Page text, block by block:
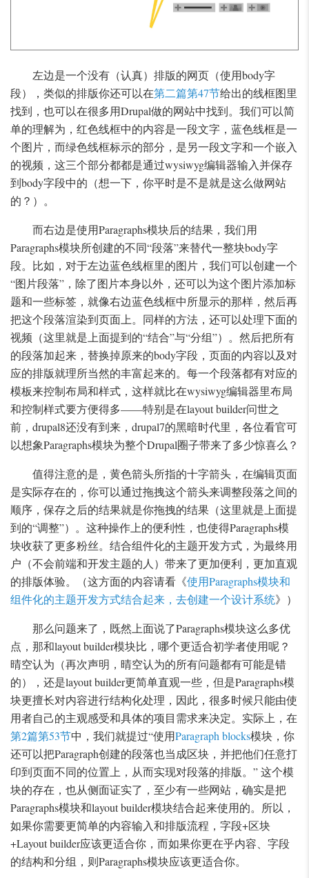
左边是一个没有（认真）排版的网页（使用body字
段），类似的排版你还可以在第二篇第47节给出的线框图里
找到，也可以在很多用Drupal做的网站中找到。我们可以简
单的理解为，红色线框中的内容是一段文字，蓝色线框是一
个图片，而绿色线框标示的部分，是另一段文字和一个嵌入
的视频，这三个部分都都是通过wysiwyg编辑器输入并保存
到body字段中的（想一下，你平时是不是就是这么做网站
的？）。
而右边是使用Paragraphs模块后的结果，我们用
Paragraphs模块所创建的不同“段落”来替代一整块body字
段。比如，对于左边蓝色线框里的图片，我们可以创建一个
“图片段落”，除了图片本身以外，还可以为这个图片添加标
题和一些标签，就像右边蓝色线框中所显示的那样，然后再
把这个段落渲染到页面上。同样的方法，还可以处理下面的
视频（这里就是上面提到的“结合”与“分组”）。然后把所有
的段落加起来，替换掉原来的body字段，页面的内容以及对
应的排版就理所当然的丰富起来的。每一个段落都有对应的
模板来控制布局和样式，这样就比在wysiwyg编辑器里布局
和控制样式要方便得多——特别是在layout builder问世之
前，drupal8还没有到来，drupal7的黑暗时代里，各位看官可
以想象Paragraphs模块为整个Drupal圈子带来了多少惊喜么？
值得注意的是，黄色箭头所指的十字箭头，在编辑页面
是实际存在的，你可以通过拖拽这个箭头来调整段落之间的
顺序，保存之后的结果就是你拖拽的结果（这里就是上面提
到的“调整”）。这种操作上的便利性，也使得Paragraphs模
块收获了更多粉丝。结合组件化的主题开发方式，为最终用
户（不会前端和开发主题的人）带来了更加便利，更加直观
的排版体验。（这方面的内容请看《使用Paragraphs模块和
组件化的主题开发方式结合起来，去创建一个设计系统》）
那么问题来了，既然上面说了Paragraphs模块这么多优
点，那和layout builder模块比，哪个更适合初学者使用呢？
晴空认为（再次声明，晴空认为的所有问题都有可能是错
的），还是layout builder更简单直观一些，但是Paragraphs模
块更擅长对内容进行结构化处理，因此，很多时候只能由使
用者自己的主观感受和具体的项目需求来决定。实际上，在
第2篇第53节中，我们就提过“使用Paragraph blocks模块，你
还可以把Paragraph创建的段落也当成区块，并把他们任意打
印到页面不同的位置上，从而实现对段落的排版。” 这个模
块的存在，也从侧面证实了，至少有一些网站，确实是把
Paragraphs模块和layout builder模块结合起来使用的。所以，
如果你需要更简单的内容输入和排版流程，字段+区块
+Layout builder应该更适合你，而如果你更在乎内容、字段
的结构和分组，则Paragraphs模块应该更适合你。